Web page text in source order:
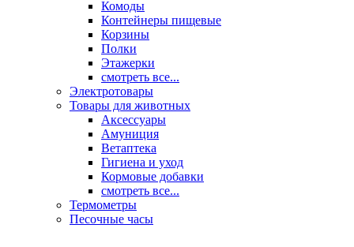
Комоды
Контейнеры пищевые
Корзины
Полки
Этажерки
смотреть все...
Электротовары
Товары для животных
Аксессуары
Амуниция
Ветаптека
Гигиена и уход
Кормовые добавки
смотреть все...
Термометры
Песочные часы